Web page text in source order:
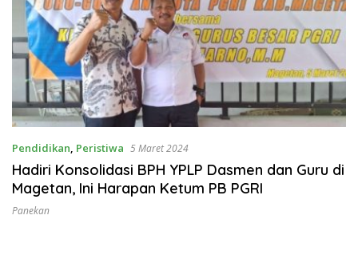
Pendidikan, Peristiwa 5 Maret 2024
Hadiri Konsolidasi BPH YPLP Dasmen dan Guru di
Magetan, Ini Harapan Ketum PB PGRI
Panekan